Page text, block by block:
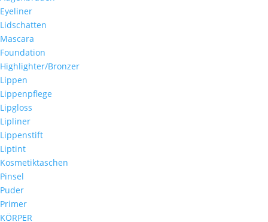
Eyeliner
Lidschatten
Mascara
Foundation
Highlighter/Bronzer
Lippen
Lippenpflege
Lipgloss
Lipliner
Lippenstift
Liptint
Kosmetiktaschen
Pinsel
Puder
Primer
KÖRPER